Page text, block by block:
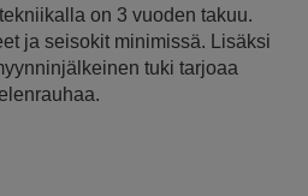
on 3 vuoden takuu.
ja seisokit minimissä. Lisäksi
tuki tarjoaa